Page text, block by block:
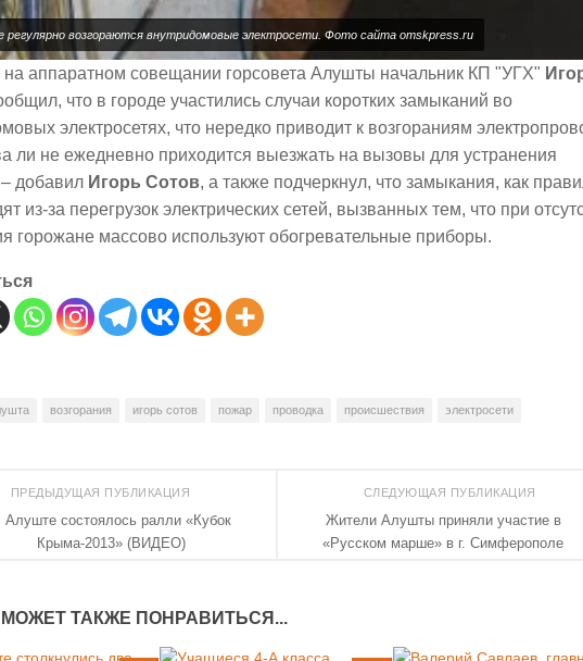
возгораются внутридомовые электросети. Фото сайта omskpress.ru
на аппаратном совещании горсовета Алушты начальник КП "УГХ"
что в городе участились случаи коротких замыканий во
электросетях, что нередко приводит к возгораниям
ли не ежедневно приходится выезжать на вызовы для устранения
добавил Игорь Сотов, а также подчеркнул, что замыкания, как
из-за перегрузок электрических сетей, вызванных тем, что при
горожане массово используют обогревательные приборы.
возгорания игорь сотов пожар проводка происшествия электросети
СЛЕДУЮЩАЯ ПУБЛИКАЦИЯ
Жители Алушты приняли участие в
«Русском марше» в г. Симферополе
ПРЕДЫДУЩАЯ ПУБЛИКАЦИЯ
Алуште состоялось ралли «Кубок
Крыма-2013» (ВИДЕО)
ТАКЖЕ ПОНРАВИТЬСЯ...